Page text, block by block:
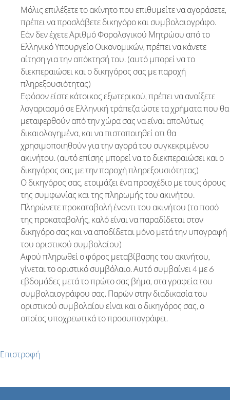
Μόλις επιλέξετε το ακίνητο που επιθυμείτε να αγοράσετε,
πρέπει να προσλάβετε δικηγόρο και συμβολαιογράφο.
Εάν δεν έχετε Αριθμό Φορολογικού Μητρώου από το
Ελληνικό Υπουργείο Οικονομικών, πρέπει να κάνετε
αίτηση για την απόκτησή του. (αυτό μπορεί να το
διεκπεραιώσει και ο δικηγόρος σας με παροχή
πληρεξουσιότητας)
Εφόσον είστε κάτοικος εξωτερικού, πρέπει να ανοίξετε
λογαριασμό σε Ελληνική τράπεζα ώστε τα χρήματα που θα
μεταφερθούν από την χώρα σας να είναι απολύτως
δικαιολογημένα, και να πιστοποιηθεί οτι θα
χρησιμοποιηθούν για την αγορά του συγκεκριμένου
ακινήτου. (αυτό επίσης μπορεί να το διεκπεραιώσει και ο
δικηγόρος σας με την παροχή πληρεξουσιότητας)
Ο δικηγόρος σας, ετοιμάζει ένα προσχέδιο με τους όρους
της συμφωνίας και της πληρωμής του ακινήτου.
Πληρώνετε προκαταβολή έναντι του ακινήτου (το ποσό
της προκαταβολής, καλό είναι να παραδίδεται στον
δικηγόρο σας και να αποδίδεται μόνο μετά την υπογραφή
του οριστικού συμβολαίου)
Αφού πληρωθεί ο φόρος μεταβίβασης του ακινήτου,
γίνεται το οριστικό συμβόλαιο. Αυτό συμβαίνει 4 με 6
εβδομάδες μετά το πρώτο σας βήμα, στα γραφεία του
συμβολαιογράφου σας. Παρών στην διαδικασία του
οριστικού συμβολαίου είναι και ο δικηγόρος σας, ο
οποίος υποχρεωτικά το προσυπογράφει.
Επιστροφή